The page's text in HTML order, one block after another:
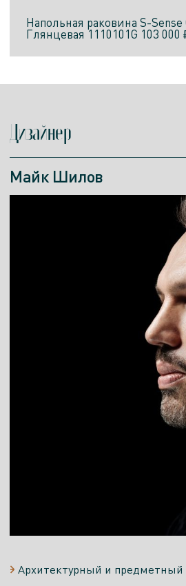
Напольная раковина S-Sense
Глянцевая 1110101G 103 000
Дизайнер
Архитектурный и предметный
Майк Шилов